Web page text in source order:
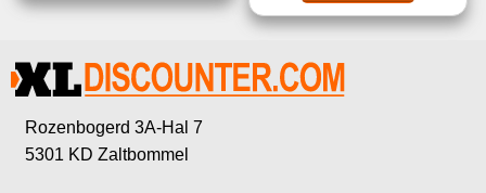
Rozenbogerd 3A-Hal 7
5301 KD Zaltbommel